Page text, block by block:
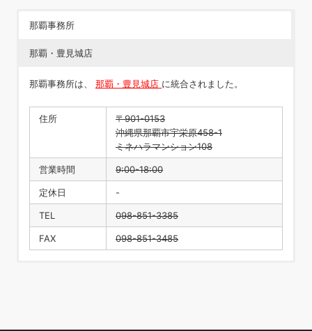
那覇事務所
那覇・豊見城店
那覇事務所は、 那覇・豊見城店 に統合されました。
住所
〒901-0153
沖縄県那覇市宇栄原458-1
ミネハラマンション108
営業時間 9:00-18:00
定休日 -
TEL 098-851-3385
FAX 098-851-3485